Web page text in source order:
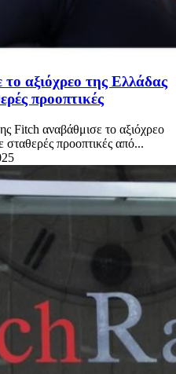
αξιόχρεο της Ελλάδας
προοπτικές
Fitch αναβάθμισε το αξιόχρεο
προοπτικές από...